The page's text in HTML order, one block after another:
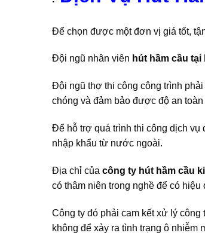
Để chọn được một đơn vị giá tốt,
Đội ngũ nhân viên hút hầm cầu tại
Đội ngũ thợ thi công công trình
chóng và đảm bảo được độ an
Để hỗ trợ quá trình thi công dịch vụ
nhập khẩu từ nước ngoài.
Địa chỉ của công ty hút hầm cầu
có thâm niên trong nghề để có hiệu
Công ty đó phải cam kết xử lý công
không để xảy ra tình trạng ô nhiễm